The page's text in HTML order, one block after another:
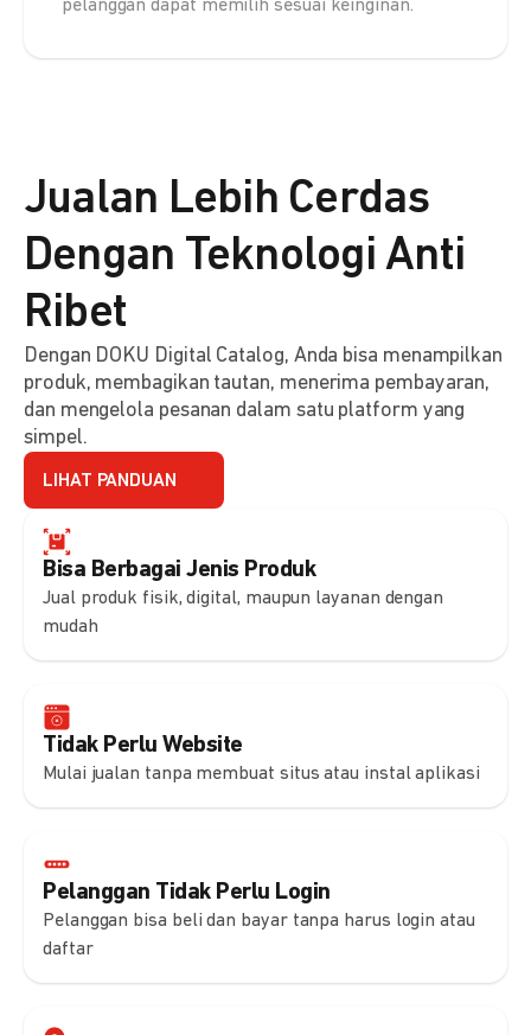
pelanggan dapat memilih sesuai keinginan.
Bisa Berbagai Jenis Produk
Jual produk fisik, digital, maupun layanan dengan
mudah
Tidak Perlu Website
Mulai jualan tanpa membuat situs atau instal aplikasi
Pelanggan Tidak Perlu Login
Pelanggan bisa beli dan bayar tanpa harus login atau
daftar
Jualan Lebih Cerdas
Dengan Teknologi Anti
Ribet
Dengan DOKU Digital Catalog, Anda bisa menampilkan
produk, membagikan tautan, menerima pembayaran,
dan mengelola pesanan dalam satu platform yang
simpel.
LIHAT PANDUAN